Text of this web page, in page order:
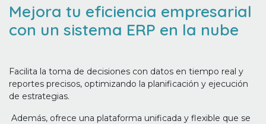
Mejora tu eficiencia empresarial
con un sistema ERP en la nube
Facilita la toma de decisiones con datos en tiempo real y
reportes precisos, optimizando la planificación y ejecución
de estrategias.
Además, ofrece una plataforma unificada y flexible que se